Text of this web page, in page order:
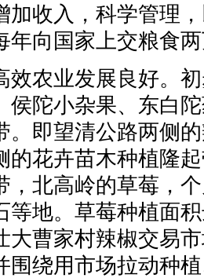
加收入，科学管理
年向国家上交粮食
业发展良好。初
侯陀小杂果、东白
。即望清公路两侧
的花卉苗木种植隆
，北高岭的草莓，
等地。草莓种植面
大曹家村辣椒交易
围绕用市场拉动种